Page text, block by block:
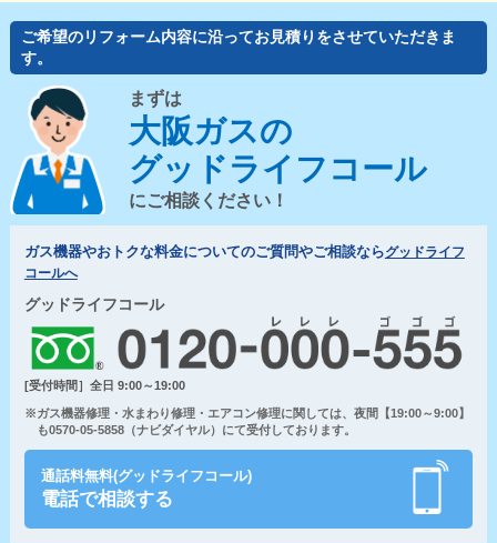
ご希望のリフォーム内容に沿ってお見積りをさせていただきま
す。
まずは
大阪ガスの
グッドライフコール
にご相談ください！
ガス機器やおトクな料金についてのご質問やご相談ならグッドライフ
コールへ
グッドライフコール
[受付時間］全日 9:00～19:00
※ガス機器修理・水まわり修理・エアコン修理に関しては、夜間【19:00～9:00】
も0570-05-5858（ナビダイヤル）にて受付しております。
通話料無料(グッドライフコール)
電話で相談する